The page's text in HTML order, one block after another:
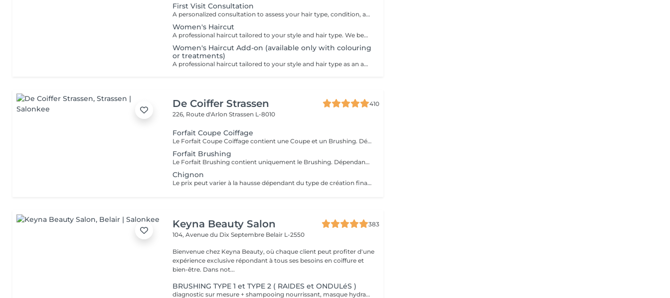
First Visit Consultation
A personalized consultation to assess your hair type, condition, and goals helping us recommend the perfect treatments, color, or cut to suit your style and lifestyle.
Women's Haircut
A professional haircut tailored to your style and hair type. We begin with a short consultation to discuss your expectations, followed by a gentle wash while you relax lying comfortably in our Maletti chair, a precise cut, and a smooth blow-dry. We use Dyson Pro tools that protect your hair from excessive heat and deliver a sleek, polished finish. LaBiosthétique care and styling products provide holistic care for hair and scalp, combining scientific research with carefully selected natural ingredients. All brushes are sanitised with Sibel equipment, which effectively removes hair, product buildup, and impurities while reducing bacteria on the brush surface to maintain high hygiene standards for every client. For a more defined final look, styling can be added as an add-on. Simple, Moderate, Complex This grading reflects your hair's individual characteristics, such as texture, density, and length and is assessed by your hairdresser at the start of your visit. Not sure which to choose? We recommend booking Complex. The price will be adjusted after your consultation. Note: This is not related to the difficulty of haircuts or timing.
Women's Haircut Add-on (available only with colouring
or treatments)
A professional haircut tailored to your style and hair type as an add-on to colouring or treatments. We begin with a short consultation to discuss your expectations, followed by a gentle wash while you relax lying comfortably in our Maletti chair, a precise cut, and a smooth blow-dry. We use Dyson Pro tools that protect your hair from excessive heat and deliver a sleek, polished finish. LaBiosthétique care and styling products provide holistic care for hair and scalp, combining scientific research with carefully selected natural ingredients. All brushes are sanitised with Sibel equipment, which effectively removes hair, product buildup, and impurities while reducing bacteria on the brush surface to maintain high hygiene standards for every client. For a more defined final look, styling can be added as an add-on. Simple, Moderate, Complex This grading reflects your hair's individual characteristics, such as texture, density, and length and is assessed by your hairdresser at the start of your visit. Not sure which to choose? We recommend booking Complex. The price will be adjusted after your consultation. Note: This is not related to the difficulty of haircuts or timing.
De Coiffer Strassen
410
226, Route d'ArlonStrassen L-8010
Forfait Coupe Coiffage
Le Forfait Coupe Coiffage contient une Coupe et un Brushing. Dépendant de la longueur des cheveux, le prix peut varier. En cas de questions veuillez appeler au +352 26 31 07 11.
Forfait Brushing
Le Forfait Brushing contient uniquement le Brushing. Dépendant de la longueur des cheveux, le prix peut varier. En cas de questions veuillez appeler au +352 26 31 07 11.
Chignon
Le prix peut varier à la hausse dépendant du type de création finalement réalisée.
Keyna Beauty Salon
383
104, Avenue du Dix Septembre Belair L-2550
Bienvenue chez Keyna Beauty, où chaque client peut profiter d'une
expérience exclusive répondant à tous ses besoins en coiffure et
bien-être. Dans not...
BRUSHING TYPE 1 et TYPE 2 ( RAIDES et ONDULéS )
diagnostic sur mesure + shampooing nourrissant, masque hydratant ,coiffage sérum et fixation finale. Important: cheveux sans tresse ni noeuds à l'arrivée; tout noeuds ou tressage entraîne l'annulation et 50% de la prestation est retenu. Toute arrivée retardée de 15-30 minutes ou plus entraînera l'annulation automatique du rendez-vous.